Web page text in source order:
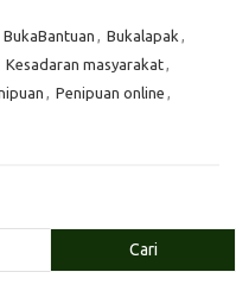
BukaBantuan , Bukalapak ,
Kesadaran masyarakat,
, Penipuan online ,
Cari